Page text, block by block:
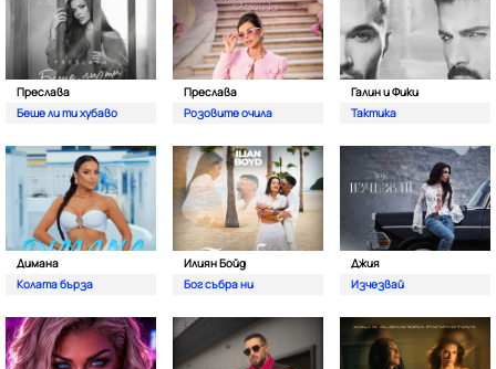
Преслава
Беше ли ти хубаво
Преслава
Розовите очила
Галин и Фики
Тактика
Димана
Колата бърза
Илиян Бойд
Бог събра ни
Джия
Изчезвай